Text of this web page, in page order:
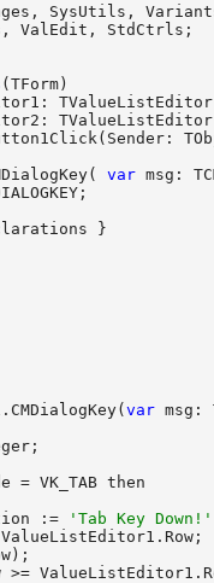
SysUtils,
ValEdit, StdCtrls;
(TForm)
var msg:
}
var
= VK_TAB then
:=
'Tab Key Down!'
>=